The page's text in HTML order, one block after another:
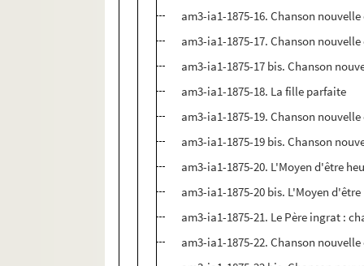
am3-ia1-1875-16. Chanson
am3-ia1-1875-17. Chanson
am3-ia1-1875-17 bis. Chanson
am3-ia1-1875-18. La fille parfaite
am3-ia1-1875-19. Chanson
am3-ia1-1875-19 bis. Chanson
am3-ia1-1875-20. L'Moyen d'être
am3-ia1-1875-20 bis. L'Moyen
am3-ia1-1875-21. Le Père ingrat :
am3-ia1-1875-22. Chanson